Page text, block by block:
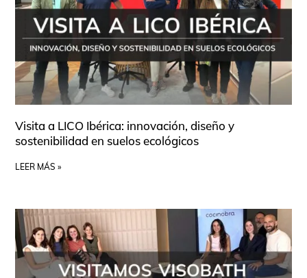
Visita a LICO Ibérica: innovación, diseño y
sostenibilidad en suelos ecológicos
LEER MÁS »